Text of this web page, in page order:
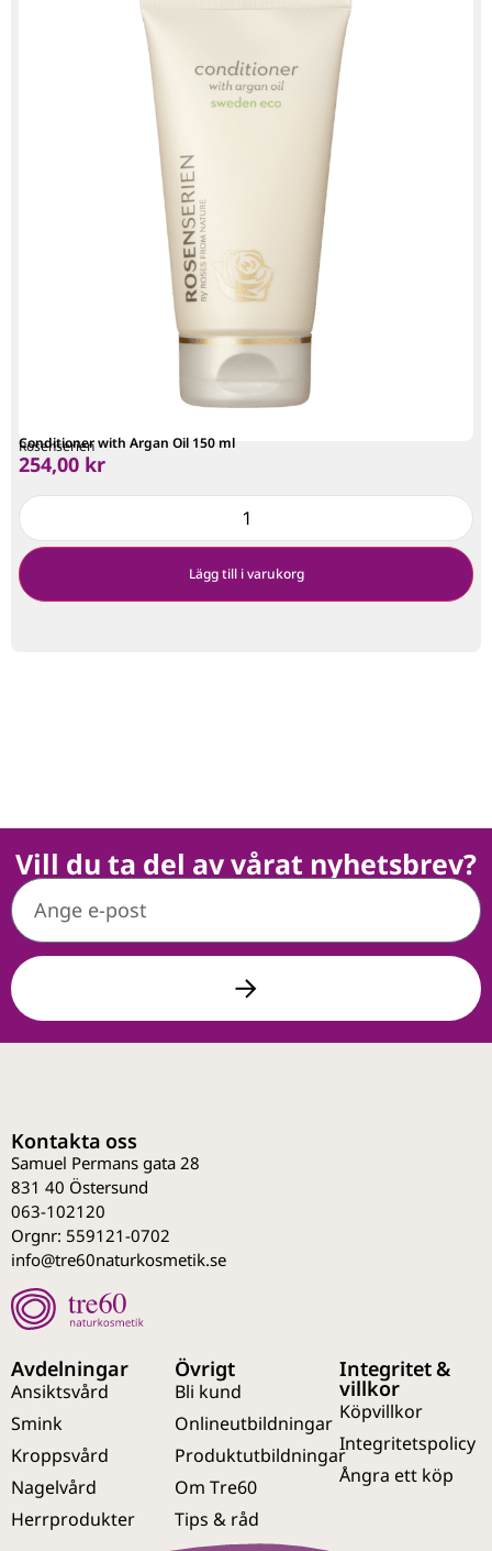
Rosenserien
Conditioner with Argan Oil 150 ml
254,00 kr
Lägg till i varukorg
Vill du ta del av vårat nyhetsbrev?
Kontakta oss
Samuel Permans gata 28
831 40 Östersund
063-102120
Orgnr: 559121-0702
info@tre60naturkosmetik.se
Avdelningar
Ansiktsvård
Smink
Kroppsvård
Nagelvård
Herrprodukter
Övrigt
Bli kund
Onlineutbildningar
Produktutbildningar
Om Tre60
Tips & råd
Integritet &
villkor
Köpvillkor
Integritetspolicy
Ångra ett köp